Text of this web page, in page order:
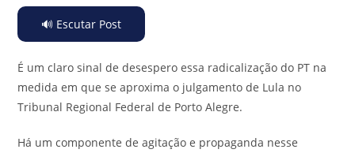
🔊 Escutar Post
É um claro sinal de desespero essa radicalização do PT na
medida em que se aproxima o julgamento de Lula no
Tribunal Regional Federal de Porto Alegre.
Há um componente de agitação e propaganda nesse